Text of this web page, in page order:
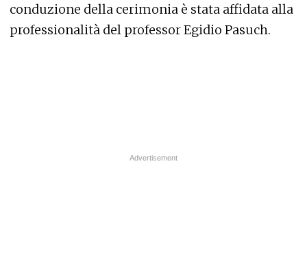
conduzione della cerimonia è stata affidata alla
professionalità del professor Egidio Pasuch.